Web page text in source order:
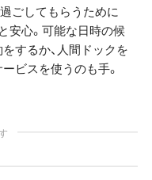
ごしてもらうために
安心。可能な日時の候
するか、人間ドックを
ビスを使うのも手。